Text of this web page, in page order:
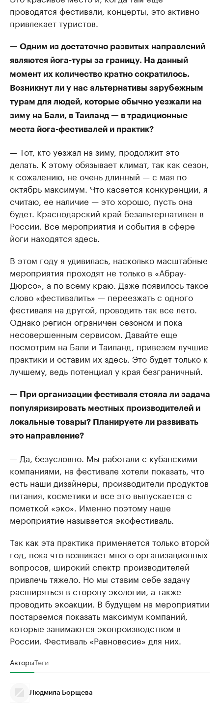
проводятся фестивали, концерты, это активно
привлекает туристов.
— Одним из достаточно развитых направлений
являются йога-туры за границу. На данный
момент их количество кратно сократилось.
Возникнут ли у нас альтернативы зарубежным
турам для людей, которые обычно уезжали на
зиму на Бали, в Таиланд — в традиционные
места йога-фестивалей и практик?
— Тот, кто уезжал на зиму, продолжит это
делать. К этому обязывает климат, так как сезон,
к сожалению, не очень длинный — с мая по
октябрь максимум. Что касается конкуренции, я
считаю, ее наличие — это хорошо, пусть она
будет. Краснодарский край безальтернативен в
России. Все мероприятия и события в сфере
йоги находятся здесь.
В этом году я удивилась, насколько масштабные
мероприятия проходят не только в «Абрау-
Дюрсо», а по всему краю. Даже появилось такое
слово «фестивалить» — переезжать с одного
фестиваля на другой, проводить так все лето.
Однако регион ограничен сезоном и пока
несовершенным сервисом. Давайте еще
посмотрим на Бали и Таиланд, привезем лучшие
практики и оставим их здесь. Это будет только к
лучшему, ведь потенциал у края безграничный.
— При организации фестиваля стояла ли задача
популяризировать местных производителей и
локальные товары? Планируете ли развивать
это направление?
— Да, безусловно. Мы работали с кубанскими
компаниями, на фестивале хотели показать, что
есть наши дизайнеры, производители продуктов
питания, косметики и все это выпускается с
пометкой «эко». Именно поэтому наше
мероприятие называется экофестиваль.
Так как эта практика применяется только второй
год, пока что возникает много организационных
вопросов, широкий спектр производителей
привлечь тяжело. Но мы ставим себе задачу
расширяться в сторону экологии, а также
проводить экоакции. В будущем на мероприятии
постараемся показать максимум компаний,
которые занимаются экопроизводством в
России. Фестиваль «Равновесие» для них.
АвторыТеги
Людмила Борщева